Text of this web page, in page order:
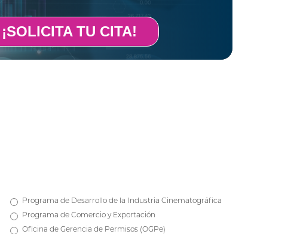
¡SOLICITA TU CITA!
Programa de Desarrollo de la Industria Cinematográfica
Programa de Comercio y Exportación
Oficina de Gerencia de Permisos (OGPe)